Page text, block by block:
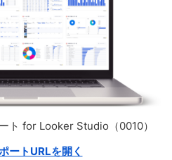
ト for Looker Studio（0010）
ートURLを開く